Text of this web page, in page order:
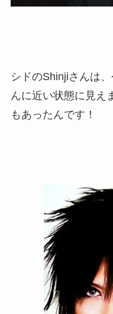
シドのShinjiさんは
んに近い状態に見え
もあったんです！